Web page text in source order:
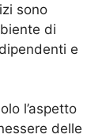
sono
di
e
l’aspetto
delle